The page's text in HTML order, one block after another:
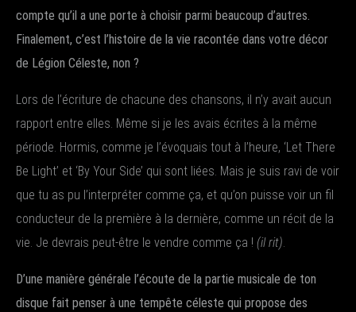
compte qu’il a une porte à choisir parmi beaucoup d’autres.
Finalement, c’est l’histoire de la vie racontée dans votre décor
de Légion Céleste, non ?
Lors de l’écriture de chacune des chansons, il n’y avait aucun
rapport entre elles. Même si je les avais écrites à la même
période. Hormis, comme je l’évoquais tout à l’heure, ‘Let There
Be Light’ et ‘By Your Side’ qui sont liées. Mais je suis ravi de voir
que tu as pu l’interpréter comme ça, et qu’on puisse voir un fil
conducteur de la première à la dernière, comme un récit de la
vie. Je devrais peut-être le vendre comme ça ! (il rit)
D’une manière générale l’écoute de la partie musicale de ton
disque fait penser à une tempête céleste qui propose des